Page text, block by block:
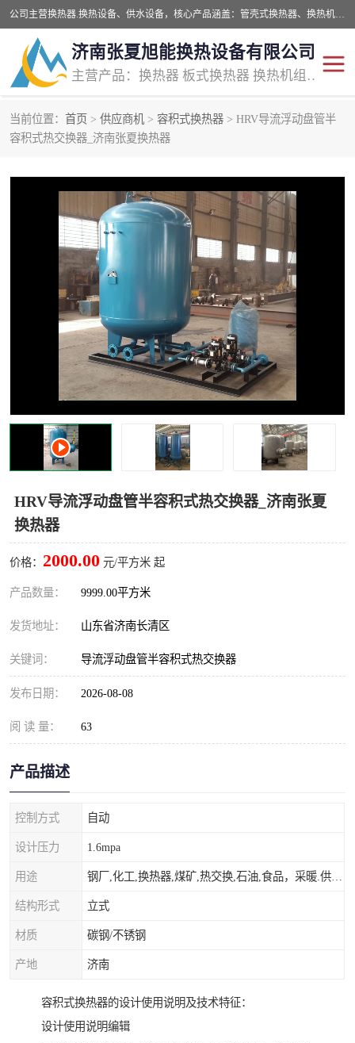
公司主营换热器.换热设备、供水设备，核心产品涵盖：管壳式换热器、换热机组、不锈钢组合式水箱、水处理设备等，提供非标设备集生产、销售、安装一体化服务，可满足全国酒店、学校、医院、商业综合体、工业项目等多场景换热与供水需求。
济南张夏旭能换热设备有限公司
主营产品：换热器 板式换热器 换热机组 供水设备 水处理设备
当前位置： 首页 > 供应商机 > 容积式换热器 > HRV导流浮动盘管半
容积式热交换器_济南张夏换热器
HRV导流浮动盘管半容积式热交换器_济南张夏
换热器
价格： 2000.00 元/平方米 起
产品数量： 9999.00平方米
发货地址： 山东省济南长清区
关键词： 导流浮动盘管半容积式热交换器
发布日期： 2026-08-08
阅 读 量： 63
产品描述
控制方式 自动
设计压力 1.6mpa
用途
结构形式 立式
材质 碳钢/不锈钢
产地 济南
容积式换热器的设计使用说明及技术特征：
设计使用说明编辑
管壳式换热器
汽水换热机组 板式换热设备
板式换热机组 定压补水装置
囊式膨胀水箱 水处理器设备
智能供水设备 锅炉辅机设备
非标加工设备